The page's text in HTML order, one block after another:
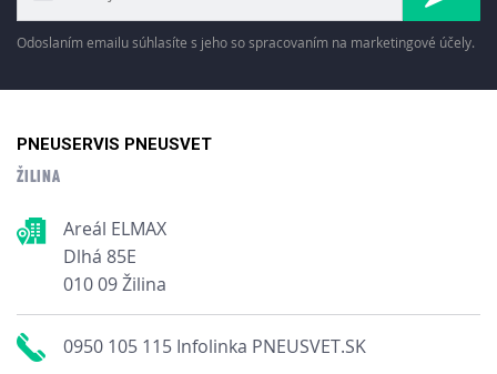
Odoslaním emailu súhlasíte s jeho so spracovaním na marketingové účely.
PNEUSERVIS PNEUSVET
ŽILINA
Areál ELMAX
Dlhá 85E
010 09 Žilina
0950 105 115 Infolinka PNEUSVET.SK